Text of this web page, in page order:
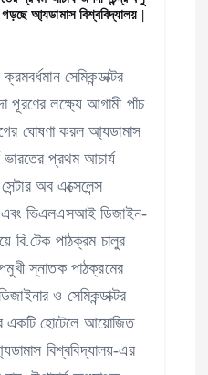
গড়ছে আ্যডামাস বিশ্ববিদ্যালয় |
সেমিকন্ডাক্টর
পূরণের লক্ষ্যে আগামী পাঁচ
ঘোষণা করল আ্যডামাস
ভারতের প্রথম আচার্য
অব এক্সেলেন্স
এবং ভিএলএসআই ডিজাইন-
বি.টেক পাঠক্রম চালুর
স্নাতক পাঠক্রমের
ও সেমিকন্ডাক্টর
একটি হোটেলে আয়োজিত
বিশ্ববিদ্যালয়-এর